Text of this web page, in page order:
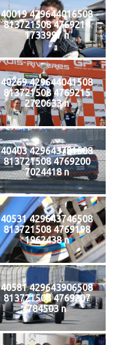
40019 429644016508
813721508 4769214
1733997 n
40269 429644041508
813721508 4769215
2720633 n
40403 429643781508
813721508 4769200
7024418 n
40531 429643746508
813721508 4769198
1962438 n
40581 429643906508
813721508 4769207
784503 n